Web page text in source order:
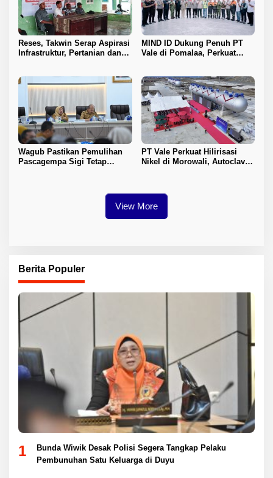
Reses, Takwin Serap Aspirasi
Infrastruktur, Pertanian dan
MIND ID Dukung Penuh PT
Vale di Pomalaa, Perkuat
Wagub Pastikan Pemulihan
Pascagempa Sigi Tetap
PT Vale Perkuat Hilirisasi
Nikel di Morowali, Autoclave
View More
Berita Populer
1
Bunda Wiwik Desak Polisi Segera Tangkap Pelaku
Pembunuhan Satu Keluarga di Duyu